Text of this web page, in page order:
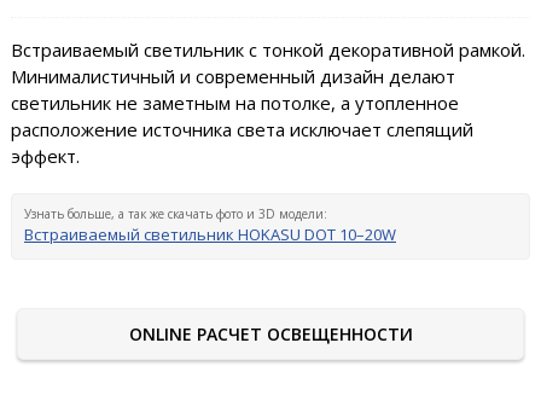
Встраиваемый светильник с тонкой декоративной рамкой.
Минималистичный и современный дизайн делают
светильник не заметным на потолке, а утопленное
расположение источника света исключает слепящий
эффект.
Узнать больше, а так же скачать фото и 3D модели:
Встраиваемый светильник HOKASU DOT 10–20W
ONLINE РАСЧЕТ ОСВЕЩЕННОСТИ